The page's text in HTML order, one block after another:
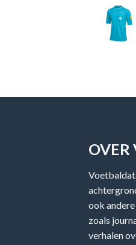
OVER
ook
zoals
verhalen